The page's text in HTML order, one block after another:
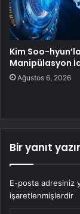
Kim Soo-
Manipülasyon
Ağustos 6, 2026
Bir yanıt
E-posta adresiniz
işaretlenmişlerdir